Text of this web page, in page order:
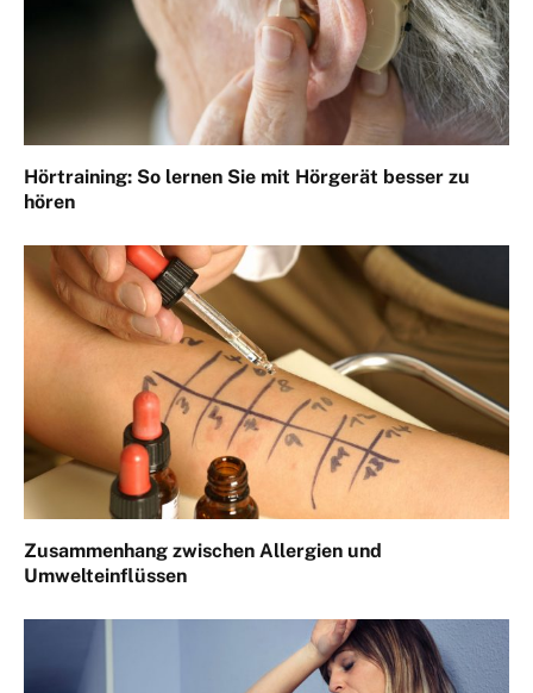
Hörtraining: So lernen Sie mit Hörgerät besser zu
hören
Zusammenhang zwischen Allergien und
Umwelteinflüssen